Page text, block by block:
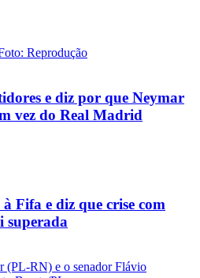
e diz por que Neymar
vez do Real Madrid
Fifa e diz que crise com
superada